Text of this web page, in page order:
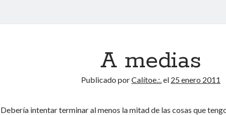
A medias
Publicado porCalítoe.:.el 25 enero 2011
Debería intentar terminar al menos la mitad de las cosas que